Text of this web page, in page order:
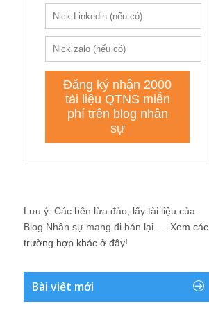
Lưu ý: Các bên lừa đảo, lấy tài liệu của
Blog Nhân sự mang đi bán lại .... Xem các
trường hợp khác ở đây!
Bài viết mới